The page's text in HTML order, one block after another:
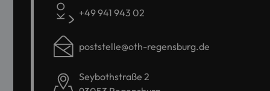
+49 941 943 02
poststelle@oth-regensburg.de
Seybothstraße 2